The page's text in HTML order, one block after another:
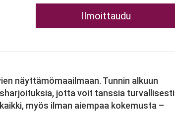
Ilmoittaudu
näyttämömaailmaan. Tunnin alkuun
jotta voit tanssia turvallisesti
myös ilman aiempaa kokemusta –